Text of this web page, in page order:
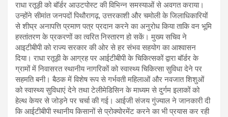
राधा रतूड़ी को बॉर्डर आउटपोस्ट की विभिन्न समस्याओं से अवगत कराया।
उन्होंने सीमांत जनपदों पिथौरागढ़, उत्तरकाशी और चमोली के जिलाधिकारियों
से शीघ्र अनापत्ति प्रमाण पत्र प्रदान करने का अनुरोध किया ताकि वन भूमि
हस्तांतरण के प्रकरणों का त्वरित निस्तारण हो सकें। मुख्य सचिव ने
आइटीबीपी को राज्य सरकार की ओर से हर संभव सहयोग का आश्वासन
दिया। राधा रतूड़ी के आग्रह पर आईटीबीपी के चिकित्सकों द्वारा बॉर्डर के
ग्रामों में निवासरत स्थानीय नागरिकों को स्वास्थ्य चिकित्सा सुविधा देने पर
सहमति बनी। बैठक में विशेष रूप से गर्भवती महिलाओं और नवजात शिशुओं
को स्वास्थ्य सुविधाएं देने तथा टेलीमेडिसिन के माध्यम से दुर्गम इलाकों को
हेल्थ केयर से जोड़ने पर चर्चा की गई। आईजी संजय गुंज्याल ने जानकारी दी
कि आईटीबीपी स्थानीय किसानों से प्रोक्योरमेंट करने का भी प्रयास कर रही